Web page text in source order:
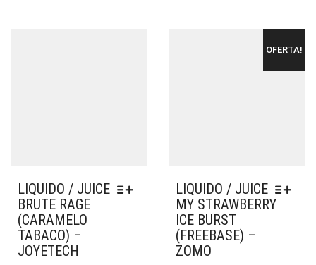
LIQUIDO / JUICE
BRUTE RAGE
(CARAMELO
TABACO) –
JOYETECH
OFERTA!
LIQUIDO / JUICE
MY STRAWBERRY
ICE BURST
(FREEBASE) –
ZOMO